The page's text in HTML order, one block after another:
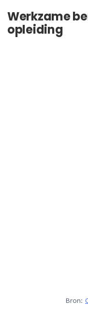
Werkzame
opleiding
Bron: